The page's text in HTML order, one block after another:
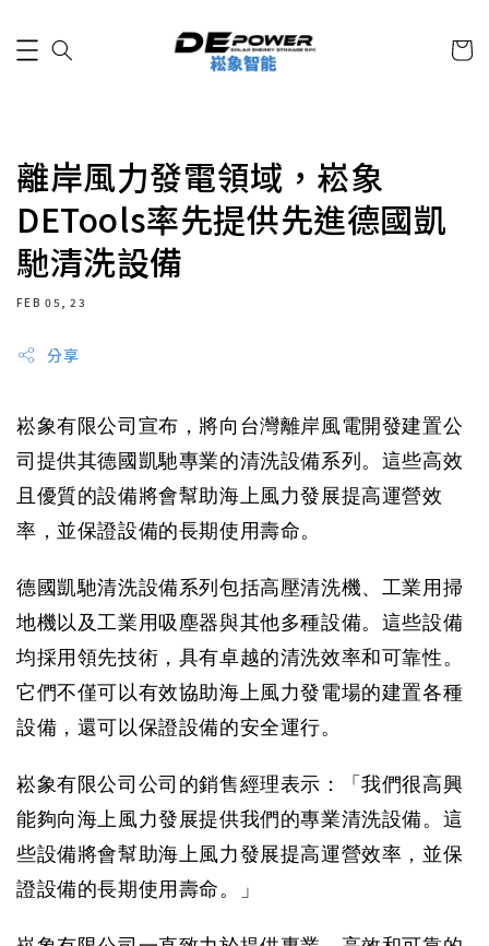
離岸風力發電領域，崧象
DETools率先提供先進德國凱
馳清洗設備
FEB 05, 23
分享
崧象有限公司宣布，將向台灣離岸風電開發建置公
司提供其德國凱馳專業的清洗設備系列。這些高效
且優質的設備將會幫助海上風力發展提高運營效
率，並保證設備的長期使用壽命。
德國凱馳清洗設備系列包括高壓清洗機、工業用掃
地機以及工業用吸塵器與其他多種設備。這些設備
均採用領先技術，具有卓越的清洗效率和可靠性。
它們不僅可以有效協助海上風力發電場的建置各種
設備，還可以保證設備的安全運行。
崧象有限公司公司的銷售經理表示：「我們很高興
能夠向海上風力發展提供我們的專業清洗設備。這
些設備將會幫助海上風力發展提高運營效率，並保
證設備的長期使用壽命。」